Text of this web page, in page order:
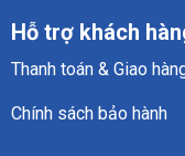
Hỗ trợ khách
Thanh toán & Giao
Chính sách bảo hành